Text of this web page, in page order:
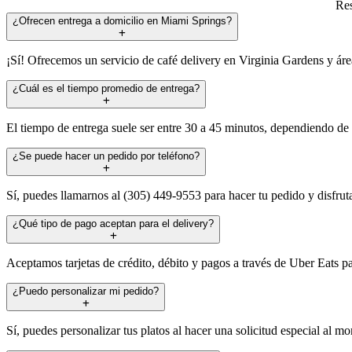
¿Ofrecen entrega a domicilio en Miami Springs?
¡Sí! Ofrecemos un servicio de café delivery en Virginia Gardens y
¿Cuál es el tiempo promedio de entrega?
El tiempo de entrega suele ser entre 30 a 45 minutos, dependiendo
¿Se puede hacer un pedido por teléfono?
Sí, puedes llamarnos al (305) 449-9553 para hacer tu pedido y
¿Qué tipo de pago aceptan para el delivery?
Aceptamos tarjetas de crédito, débito y pagos a través de Uber Eats
¿Puedo personalizar mi pedido?
Sí, puedes personalizar tus platos al hacer una solicitud especial al